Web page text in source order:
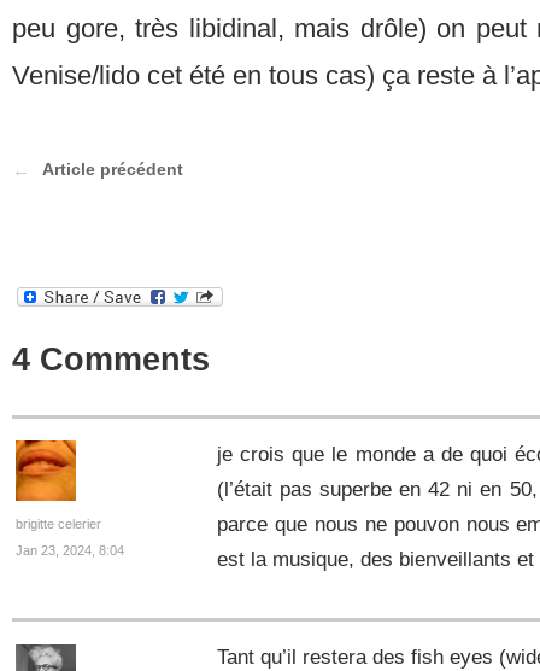
peu gore, très libidinal, mais drôle) on peut
Venise/lido cet été en tous cas) ça reste à
Article précédent
4 Comments
brigitte celerier
Jan 23, 2024, 8:04
je crois que le monde a de quoi
(l’était pas superbe en 42 ni en
parce que nous ne pouvon nous
est la musique, des bienveillants et
Tant qu’il restera des fish eyes